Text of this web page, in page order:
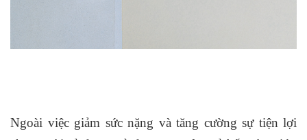
Ngoài việc giảm sức nặng và tăng cường sự tiện lợi